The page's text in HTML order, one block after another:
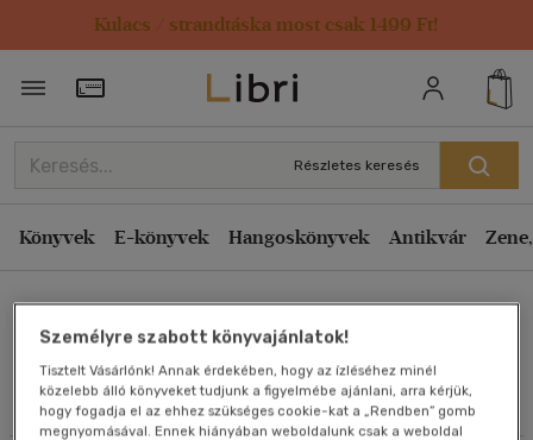
Kulacs / strandtáska most csak 1499 Ft!
Törzsvásárlói Kártya adatai
Részletes keresés
Könyvek E-könyvek Hangoskönyvek Antikvár
Művei
Rendezés
Kiadás éve szerint csökkenő
Ár szerint csökkenő
Eladott darabszám szerint csökkenő
Eladott darabszám szerint növekvő
Cím szerint A-Z
Szerző szerint A-Z
Személyre szabott könyvajánlatok!
Tisztelt Vásárlónk! Annak érdekében, hogy az ízléséhez minél
közelebb álló könyveket tudjunk a figyelmébe ajánlani, arra kérjük,
hogy fogadja el az ehhez szükséges cookie-kat a „Rendben” gomb
megnyomásával. Ennek hiányában weboldalunk csak a weboldal